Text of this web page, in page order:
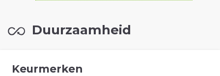
Duurzaamheid
Keurmerken